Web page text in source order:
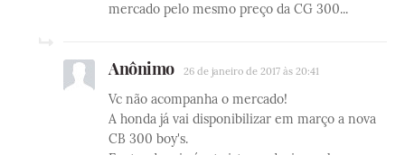
mercado pelo mesmo preço da CG 300...
Anônimo 26 de janeiro de 2017 às 20:41
Vc não acompanha o mercado!
A honda já vai disponibilizar em março a nova
CB 300 boy's.